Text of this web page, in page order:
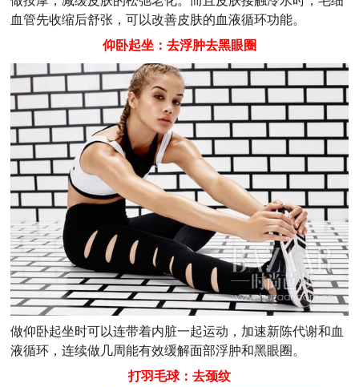
血管先收缩后舒张，可以改善皮肤的血液循环功能。
仰卧起坐：去浮肿去黑眼圈
做仰卧起坐时可以连带着内脏一起运动，加速新陈代谢和血
液循环，连续做几周能有效缓解面部浮肿和黑眼圈。
打羽毛球：去颈纹